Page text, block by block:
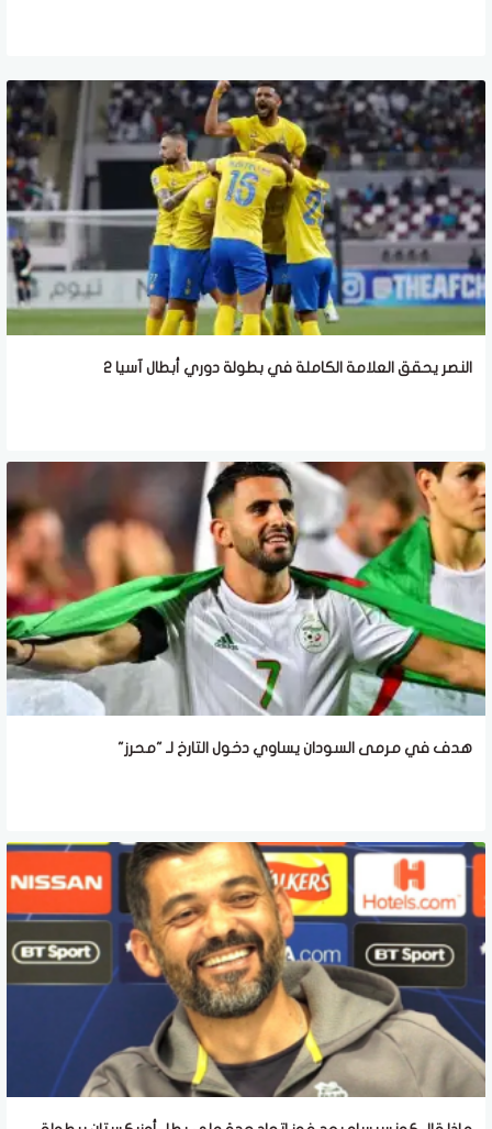
النصر يحقق العلامة الكاملة في بطولة دوري أبطال آسيا 2
هدف في مرمى السودان يساوي دخول التارخ لـ "محرز"